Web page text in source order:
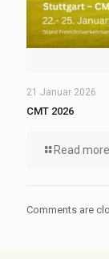
21 Januar 2026
CMT 2026
Read more
Comments are